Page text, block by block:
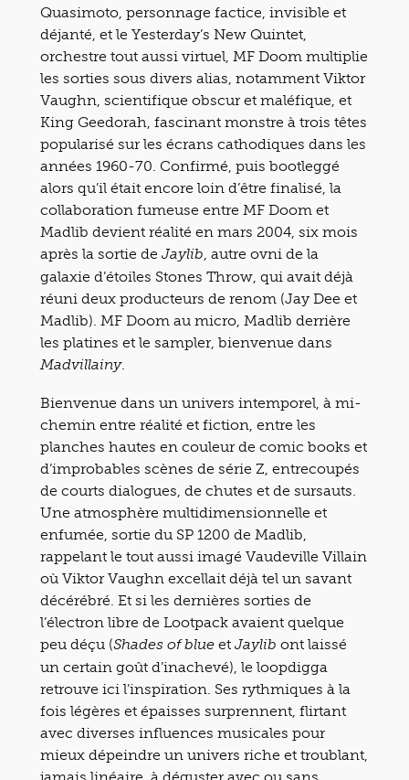
Quasimoto, personnage factice, invisible et
déjanté, et le Yesterday’s New Quintet,
orchestre tout aussi virtuel, MF Doom multiplie
les sorties sous divers alias, notamment Viktor
Vaughn, scientifique obscur et maléfique, et
King Geedorah, fascinant monstre à trois têtes
popularisé sur les écrans cathodiques dans les
années 1960-70. Confirmé, puis bootleggé
alors qu’il était encore loin d’être finalisé, la
collaboration fumeuse entre MF Doom et
Madlib devient réalité en mars 2004, six mois
après la sortie de Jaylib , autre ovni de la
galaxie d’étoiles Stones Throw, qui avait déjà
réuni deux producteurs de renom (Jay Dee et
Madlib). MF Doom au micro, Madlib derrière
les platines et le sampler, bienvenue dans
Madvillainy.
Bienvenue dans un univers intemporel, à mi-
chemin entre réalité et fiction, entre les
planches hautes en couleur de comic books et
d’improbables scènes de série Z, entrecoupés
de courts dialogues, de chutes et de sursauts.
Une atmosphère multidimensionnelle et
enfumée, sortie du SP 1200 de Madlib,
rappelant le tout aussi imagé Vaudeville Villain
où Viktor Vaughn excellait déjà tel un savant
décérébré. Et si les dernières sorties de
l’électron libre de Lootpack avaient quelque
peu déçu (Shades of blue et Jaylib ont laissé
un certain goût d’inachevé), le loopdigga
retrouve ici l’inspiration. Ses rythmiques à la
fois légères et épaisses surprennent, flirtant
avec diverses influences musicales pour
mieux dépeindre un univers riche et troublant,
jamais linéaire, à déguster avec ou sans